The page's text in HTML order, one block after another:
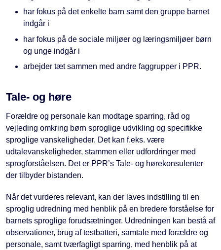
har fokus på det enkelte barn samt den gruppe barnet
indgår i
har fokus på de sociale miljøer og læringsmiljøer børn
og unge indgår i
arbejder tæt sammen med andre faggrupper i PPR.
Tale- og høre
Forældre og personale kan modtage sparring, råd og
vejleding omkring børn sproglige udvikling og specifikke
sproglige vanskeligheder. Det kan f.eks. være
udtalevanskeligheder, stammen eller udfordringer med
sprogforståelsen. Det er PPR’s Tale- og hørekonsulenter
der tilbyder bistanden.
Når det vurderes relevant, kan der laves indstilling til en
sproglig udredning med henblik på en bredere forståelse for
barnets sproglige forudsætninger. Udredningen kan bestå af
observationer, brug af testbatteri, samtale med forældre og
personale, samt tværfagligt sparring, med henblik på at